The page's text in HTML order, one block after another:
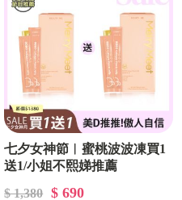
七夕女神節︱蜜桃波波凍買1
送1/小姐不熙娣推薦
$ 1,380
$ 690